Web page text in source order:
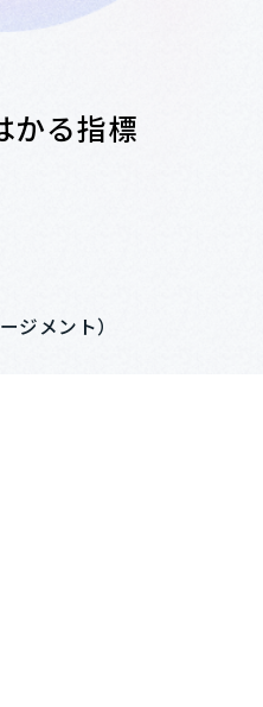
かる指標
ジメント）